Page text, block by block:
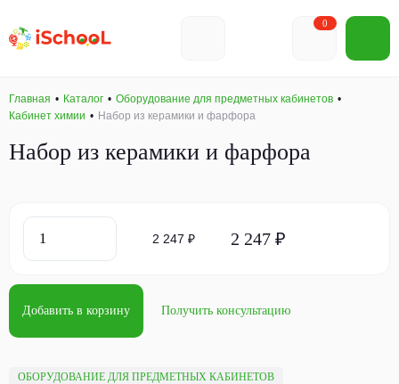
0
Главная Каталог
Оборудование для предметных кабинетов
Кабинет химии
Набор из керамики и фарфора
Набор из керамики и фарфора
ОБОРУДОВАНИЕ ДЛЯ ПРЕДМЕТНЫХ КАБИНЕТОВ
2 247 ₽ 2 247 ₽
Добавить в корзину Получить консультацию